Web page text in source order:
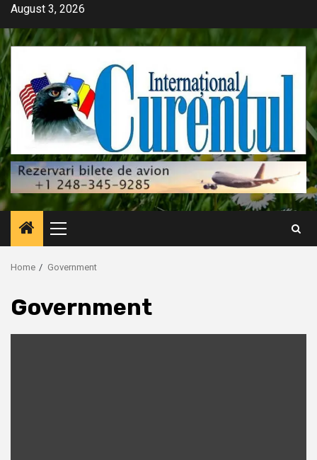
Skip
content
August 3, 2026
Primary
Menu
Home Government
Government